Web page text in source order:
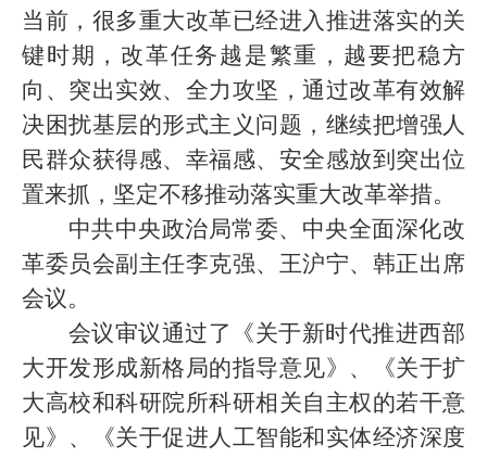
当前，很多重大改革已经进入推进落实的关
键时期，改革任务越是繁重，越要把稳方
向、突出实效、全力攻坚，通过改革有效解
决困扰基层的形式主义问题，继续把增强人
民群众获得感、幸福感、安全感放到突出位
置来抓，坚定不移推动落实重大改革举措。
中共中央政治局常委、中央全面深化改
革委员会副主任李克强、王沪宁、韩正出席
会议。
会议审议通过了《关于新时代推进西部
大开发形成新格局的指导意见》、《关于扩
大高校和科研院所科研相关自主权的若干意
见》、《关于促进人工智能和实体经济深度